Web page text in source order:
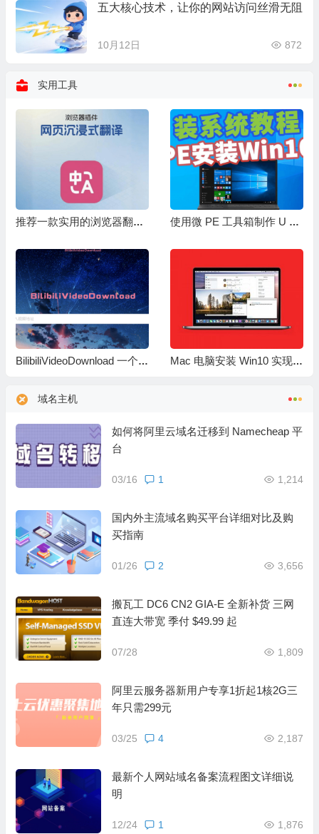
五大核心技术，让你的网站访问丝滑无阻
10月12日 872
实用工具
推荐一款实用的浏览器翻译插件-沉浸式翻译 使用微 PE 工具箱制作 U 盘启动盘轻松安装 win 10 操作系统
BilibiliVideoDownload 一个实用的 B 站视频下载工具 Mac 电脑安装 Win10 实现双系统教程分享
域名主机
如何将阿里云域名迁移到 Namecheap 平
台
03/16 1,214
1
国内外主流域名购买平台详细对比及购
买指南
01/26 3,656
2
搬瓦工 DC6 CN2 GIA-E 全新补货 三网
直连大带宽 季付 $49.99 起
07/28 1,809
阿里云服务器新用户专享1折起1核2G三
年只需299元
03/25 2,187
4
最新个人网站域名备案流程图文详细说
明
12/24 1,876
1